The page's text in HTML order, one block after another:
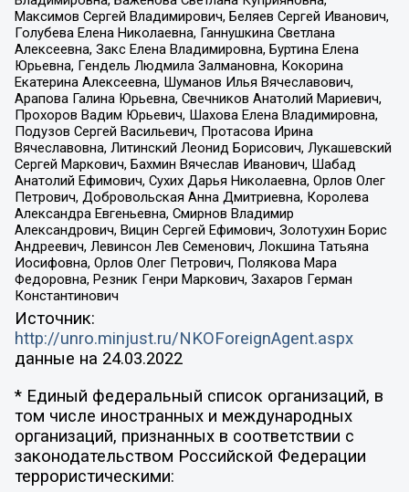
Максимов Сергей Владимирович, Беляев Сергей Иванович,
Голубева Елена Николаевна, Ганнушкина Светлана
Алексеевна, Закс Елена Владимировна, Буртина Елена
Юрьевна, Гендель Людмила Залмановна, Кокорина
Екатерина Алексеевна, Шуманов Илья Вячеславович,
Арапова Галина Юрьевна, Свечников Анатолий Мариевич,
Прохоров Вадим Юрьевич, Шахова Елена Владимировна,
Подузов Сергей Васильевич, Протасова Ирина
Вячеславовна, Литинский Леонид Борисович, Лукашевский
Сергей Маркович, Бахмин Вячеслав Иванович, Шабад
Анатолий Ефимович, Сухих Дарья Николаевна, Орлов Олег
Петрович, Добровольская Анна Дмитриевна, Королева
Александра Евгеньевна, Смирнов Владимир
Александрович, Вицин Сергей Ефимович, Золотухин Борис
Андреевич, Левинсон Лев Семенович, Локшина Татьяна
Иосифовна, Орлов Олег Петрович, Полякова Мара
Федоровна, Резник Генри Маркович, Захаров Герман
Константинович
Источник:
http://unro.minjust.ru/NKOForeignAgent.aspx
данные на 24.03.2022
* Единый федеральный список организаций, в
том числе иностранных и международных
организаций, признанных в соответствии с
законодательством Российской Федерации
террористическими: